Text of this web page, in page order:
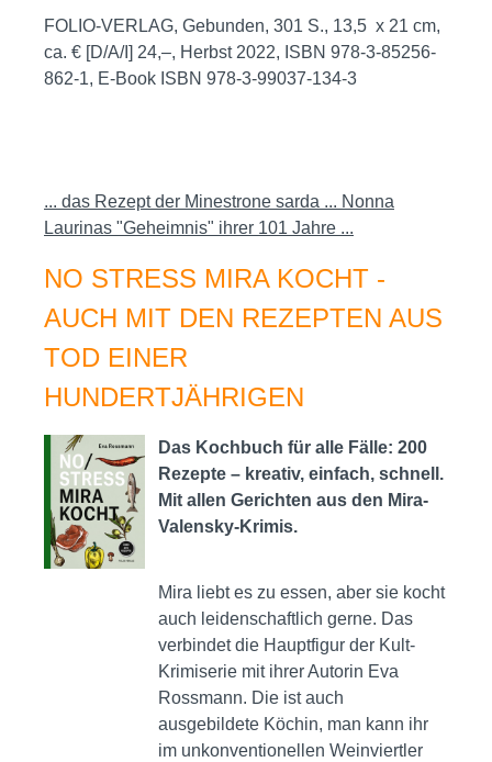
FOLIO-VERLAG, Gebunden, 301 S., 13,5 x 21 cm,
ca. € [D/A/I] 24,–, Herbst 2022, ISBN 978-3-85256-
862-1, E-Book ISBN 978-3-99037-134-3
... das Rezept der Minestrone sarda ... Nonna
Laurinas "Geheimnis" ihrer 101 Jahre ...
NO STRESS MIRA KOCHT -
AUCH MIT DEN REZEPTEN AUS
TOD EINER
HUNDERTJÄHRIGEN
Das Kochbuch für alle Fälle: 200
Rezepte – kreativ, einfach, schnell.
Mit allen Gerichten aus den Mira-
Valensky-Krimis.
Mira liebt es zu essen, aber sie kocht
auch leidenschaftlich gerne. Das
verbindet die Hauptfigur der Kult-
Krimiserie mit ihrer Autorin Eva
Rossmann. Die ist auch
ausgebildete Köchin, man kann ihr
im unkonventionellen Weinviertler